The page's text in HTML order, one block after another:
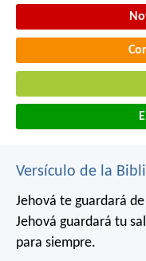
Versículo de la
Jehová te guardará
Jehová guardará tu
para siempre.